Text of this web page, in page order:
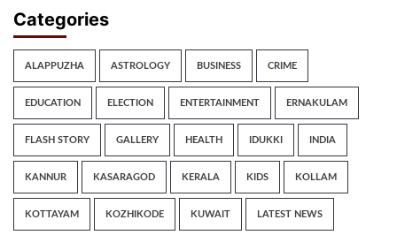
Categories
ALAPPUZHA ASTROLOGY BUSINESS CRIME
EDUCATION ELECTION ENTERTAINMENT ERNAKULAM
FLASH STORY GALLERY HEALTH IDUKKI INDIA
KANNUR KASARAGOD KERALA KIDS KOLLAM
KOTTAYAM KOZHIKODE KUWAIT LATEST NEWS